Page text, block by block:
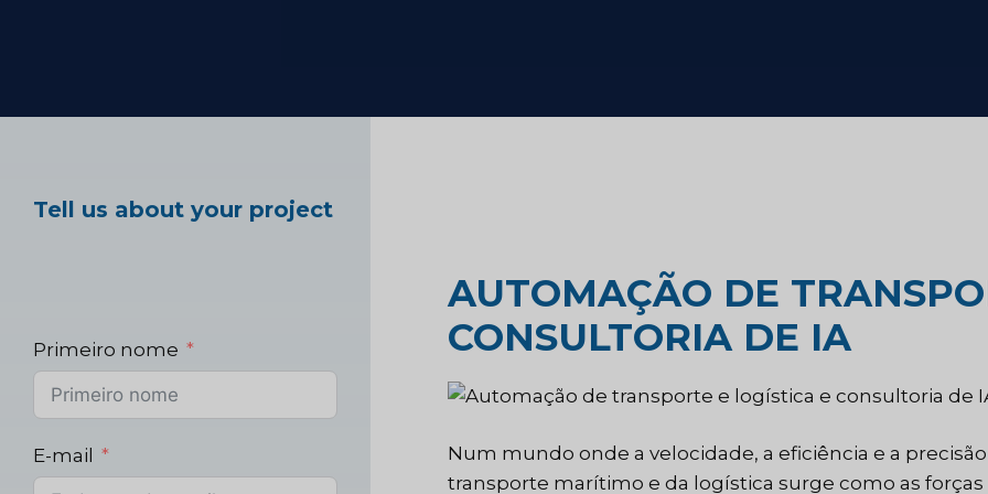
Pesquisa de mercado industrial
Pesquisa de mercado de
e turismo
AUTOMAÇÃO DE
CONSULTORIA DE IA
Num mundo onde a velocidade, a eficiência e a
transporte marítimo e da logística surge como as
Tell us about your project
Primeiro nome
E-mail